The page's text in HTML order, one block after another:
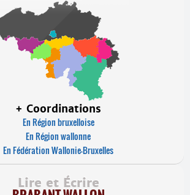
+ Coordinations
En Région bruxelloise
En Région wallonne
En Fédération Wallonie-Bruxelles
Lire et Écrire